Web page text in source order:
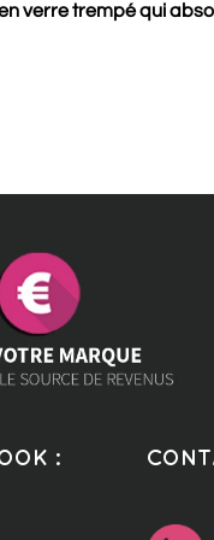
verre trempé qui
: